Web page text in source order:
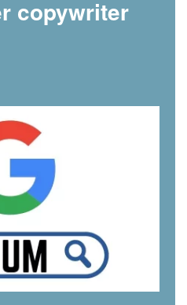
copywriter